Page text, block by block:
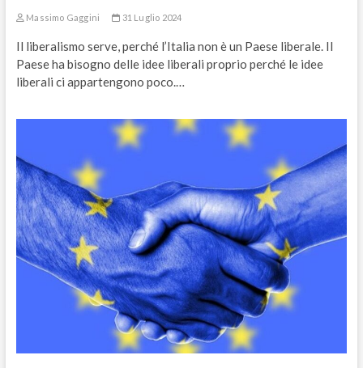
Massimo Gaggini 31 Luglio 2024
Il liberalismo serve, perché l’Italia non è un Paese liberale. Il
Paese ha bisogno delle idee liberali proprio perché le idee
liberali ci appartengono poco.…